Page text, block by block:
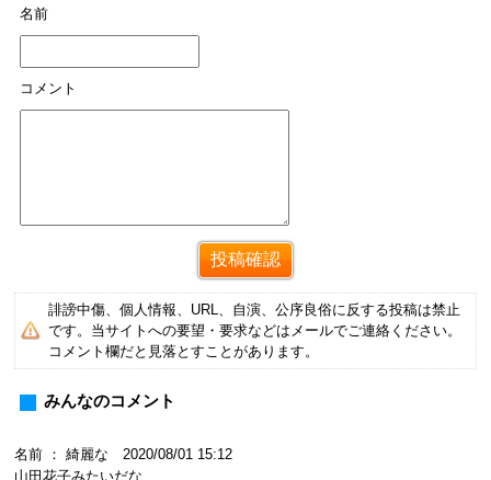
名前
コメント
誹謗中傷、個人情報、URL、自演、公序良俗に反する投稿は禁止
です。当サイトへの要望・要求などはメールでご連絡ください。
コメント欄だと見落とすことがあります。
みんなのコメント
名前 ： 綺麗な 2020/08/01 15:12
山田花子みたいだな